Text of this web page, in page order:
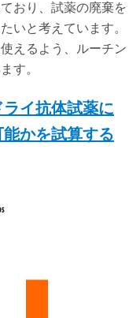
おり、試薬の廃棄を
いと考えています。
えるよう、ルーチン
す。
イ抗体試薬に
かを試算する